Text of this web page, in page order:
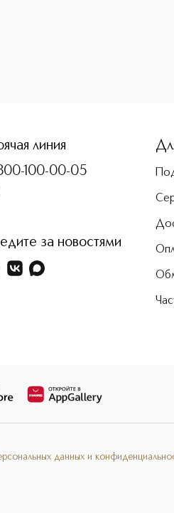
линия
100-00-05
за новостями
данных и